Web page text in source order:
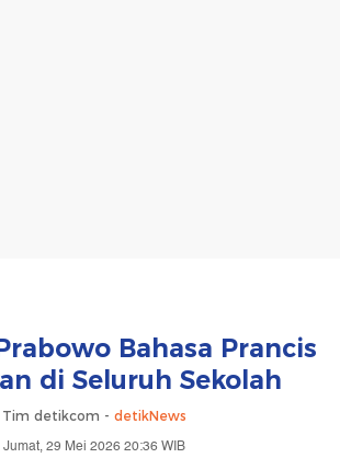
Bahasa Prancis
di Seluruh Sekolah
Tim detikcom - detikNews
Jumat, 29 Mei 2026 20:36 WIB